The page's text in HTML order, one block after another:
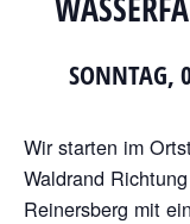
SONNTAG,
Wir starten im
Waldrand
Reinersberg mit